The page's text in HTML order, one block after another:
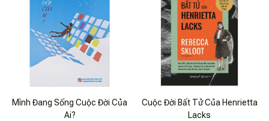
Mình Đang Sống Cuộc Đời Của
Ai?
Cuộc Đời Bất Tử Của Henrietta
Lacks